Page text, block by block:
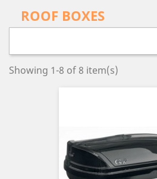
ROOF BOXES
Showing 1-8 of 8 item(s)